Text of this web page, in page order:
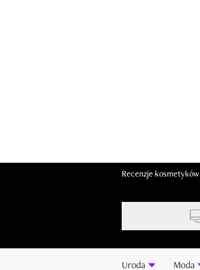
Recenzje kosmetyków
Uroda Moda